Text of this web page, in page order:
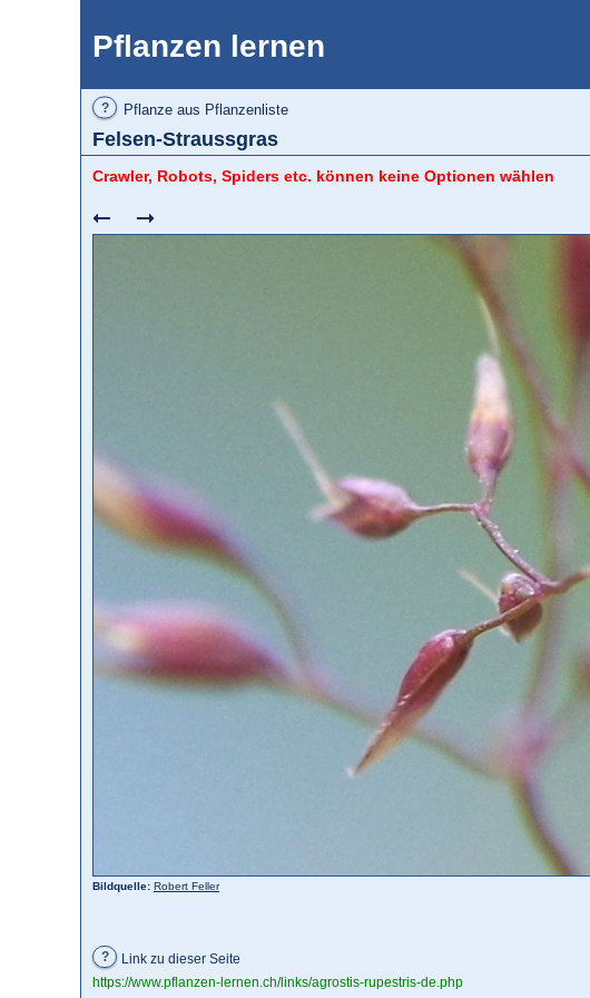
Pflanzen lernen
? Pflanze aus Pflanzenliste
Felsen-Straussgras
Crawler, Robots, Spiders etc. können keine Optionen wählen
Bildquelle: Robert Feller
?
Link zu dieser Seite
https://www.pflanzen-lernen.ch/links/agrostis-rupestris-de.php